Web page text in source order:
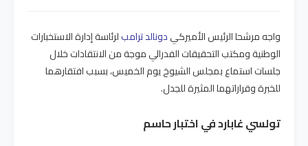
واجه مرشحا الرئيس الأميركيدونالد ترامبلرئاسة إدارة الاستخبارات
الوطنية ومكتب التحقيقات الفدرالي موجة من الانتقادات خلال
جلسات استماع بمجلس الشيوخ يوم الخميس، بسبب افتقارهما
للخبرة وقراراتهما المثيرة للجدل.
تولسي غابارد في اختبار حاسم